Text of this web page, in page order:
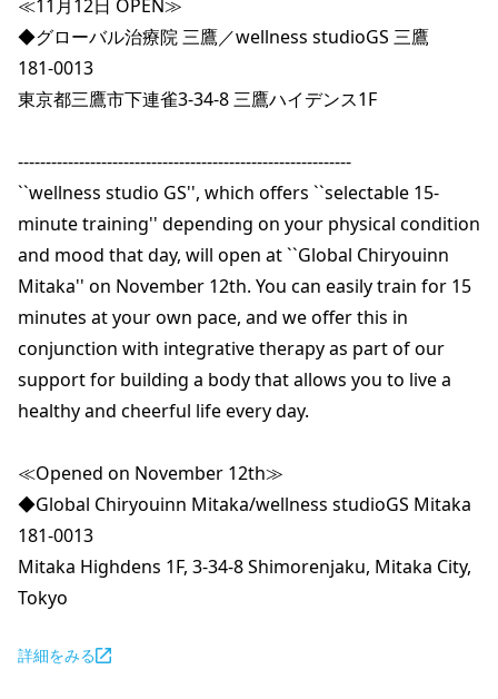
≪11月12日 OPEN≫
◆グローバル治療院 三鷹／wellness studioGS 三鷹
181-0013
東京都三鷹市下連雀3-34-8 三鷹ハイデンス1F
------------------------------------------------------------
``wellness studio GS'', which offers ``selectable 15-
minute training'' depending on your physical condition
and mood that day, will open at ``Global Chiryouinn
Mitaka'' on November 12th. You can easily train for 15
minutes at your own pace, and we offer this in
conjunction with integrative therapy as part of our
support for building a body that allows you to live a
healthy and cheerful life every day.
≪Opened on November 12th≫
◆Global Chiryouinn Mitaka/wellness studioGS Mitaka
181-0013
Mitaka Highdens 1F, 3-34-8 Shimorenjaku, Mitaka City,
Tokyo
詳細をみる